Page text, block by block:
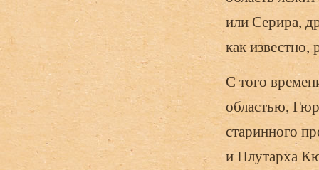
или Серира,
как известно,
С того
областью,
старинного
и Плутарха